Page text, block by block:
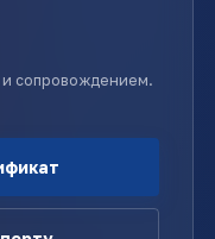
сопровождением.